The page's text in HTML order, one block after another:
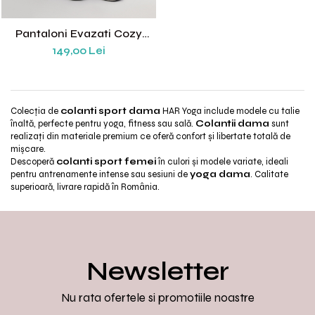
Pantaloni Evazati Cozy
Negri
149,00 Lei
Colecția de colanti sport dama HAR Yoga include modele cu talie
înaltă, perfecte pentru yoga, fitness sau sală. Colantii dama sunt
realizați din materiale premium ce oferă confort și libertate totală de
mișcare.
Descoperă colanti sport femeiîn culori și modele variate, ideali
pentru antrenamente intense sau sesiuni deyoga dama. Calitate
superioară, livrare rapidă în România.
Newsletter
Nu rata ofertele si promotiile noastre